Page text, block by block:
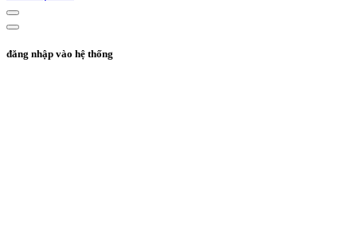
đăng nhập vào hệ thống